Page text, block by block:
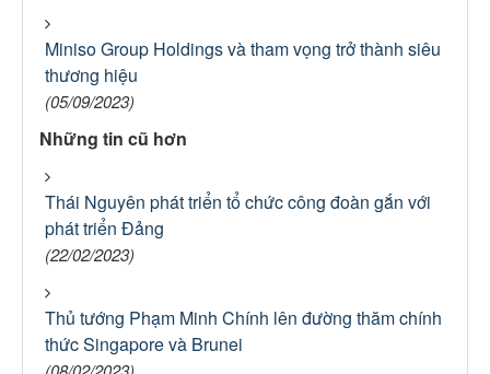
Miniso Group Holdings và tham vọng trở thành siêu
thương hiệu
(05/09/2023)
Những tin cũ hơn
Thái Nguyên phát triển tổ chức công đoàn gắn với
phát triển Đảng
(22/02/2023)
Thủ tướng Phạm Minh Chính lên đường thăm chính
thức Singapore và Brunei